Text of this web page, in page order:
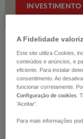
A Fidelidade
Este site utiliza Cookies,
conteúdos e anúncios, e
eficiente. Para instalar
consentimento. Ao
funcionar corretamente.
Configuração de cookies.
'Aceitar'.
Para mais informações